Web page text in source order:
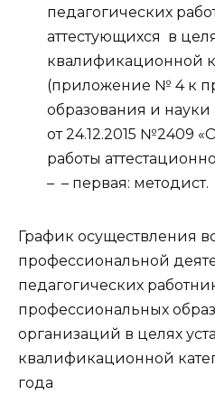
педагогических
аттестующихся в
квалификационной
(приложение № 4 к
образования и
от 24.12.2015 №2409
работы
– – первая: методист.
График осуществления
профессиональной
педагогических
профессиональных
организаций в целях
квалификационной
года